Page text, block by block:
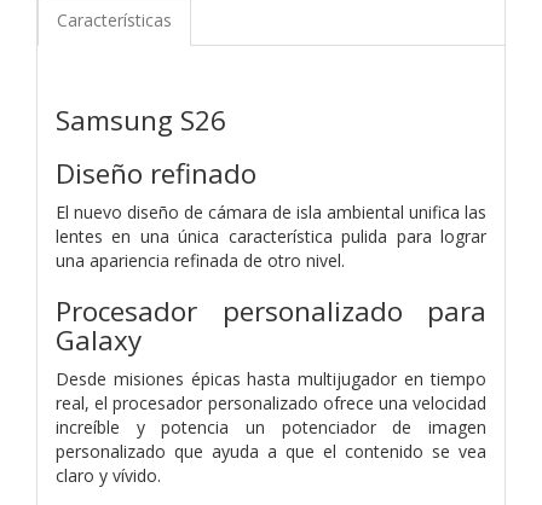
Características
Samsung S26
Diseño refinado
El nuevo diseño de cámara de isla ambiental unifica las
lentes en una única característica pulida para lograr
una apariencia refinada de otro nivel.
Procesador personalizado para
Galaxy
Desde misiones épicas hasta multijugador en tiempo
real, el procesador personalizado ofrece una velocidad
increíble y potencia un potenciador de imagen
personalizado que ayuda a que el contenido se vea
claro y vívido.